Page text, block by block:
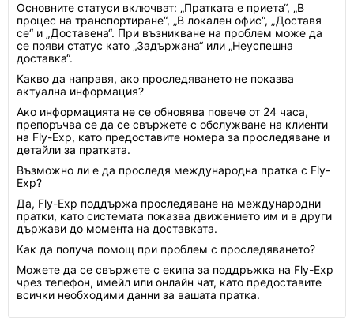
Основните статуси включват: „Пратката е приета“, „В
процес на транспортиране“, „В локален офис“, „Доставя
се“ и „Доставена“. При възникване на проблем може да
се появи статус като „Задържана“ или „Неуспешна
доставка“.
Какво да направя, ако проследяването не показва
актуална информация?
Ако информацията не се обновява повече от 24 часа,
препоръчва се да се свържете с обслужване на клиенти
на Fly-Exp, като предоставите номера за проследяване и
детайли за пратката.
Възможно ли е да проследя международна пратка с Fly-
Exp?
Да, Fly-Exp поддържа проследяване на международни
пратки, като системата показва движението им и в други
държави до момента на доставката.
Как да получа помощ при проблем с проследяването?
Можете да се свържете с екипа за поддръжка на Fly-Exp
чрез телефон, имейл или онлайн чат, като предоставите
всички необходими данни за вашата пратка.